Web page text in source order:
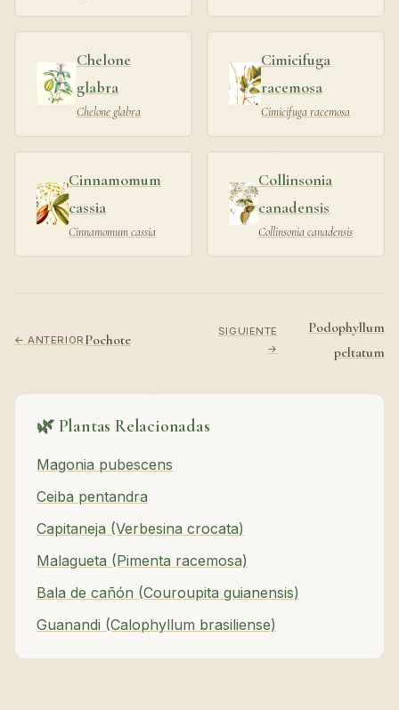
Chelone
glabra
Chelone glabra
Cimicifuga
racemosa
Cimicifuga racemosa
Cinnamomum
cassia
Cinnamomum cassia
Collinsonia
canadensis
Collinsonia canadensis
← ANTERIOR Pochote
SIGUIENTE
→
Podophyllum
peltatum
🌿 Plantas Relacionadas
Magonia pubescens
Ceiba pentandra
Capitaneja (Verbesina crocata)
Malagueta (Pimenta racemosa)
Bala de cañón (Couroupita guianensis)
Guanandi (Calophyllum brasiliense)